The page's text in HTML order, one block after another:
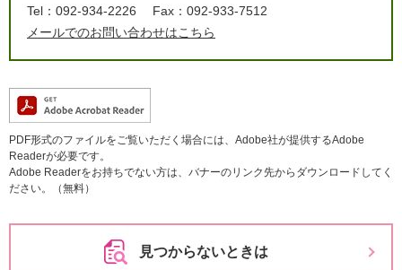
Tel：092-934-2226
Fax：092-933-7512
メールでのお問い合わせはこちら
PDF形式のファイルをご覧いただく場合には、Adobe社が提供するAdobe
Readerが必要です。
Adobe Readerをお持ちでない方は、バナーのリンク先からダウンロードしてく
ださい。（無料）
見つからないときは